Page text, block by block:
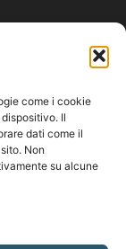
come i cookie
Il
dati come il
Non
su alcune